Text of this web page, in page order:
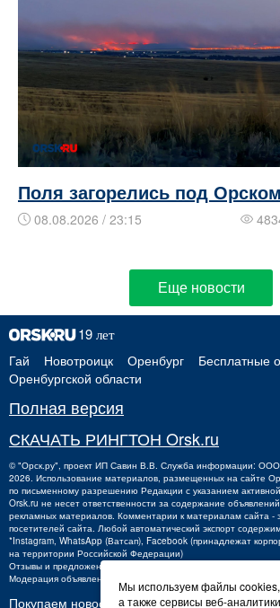
Поля загорелись под Орском
08.08.2026 / 23:15
Еще новости
Гай Новотроицк Оренбург
Бесплатные
Оренбургской области
Полная версия
СКАЧАТЬ РИНГТОН Orsk.ru
©"Орск.ру" , проект ИП Савин В.В. Служба информации: ООО
2026. Использование материалов, размещенных на сайте
по письменному разрешению Редакции с указанием
Orsk.ru не несет ответственности за содержание
рекламных материалов. Комментарии к материалам сайта -
посетителей сайта. Любой автоматический экспорт
*Instagram, WhatsApp (Ватсап), Facebook (принадлежат
на территории Российской Федерации)
Отзывы и предложения о работе портала:
Модерация объявлений +7 (3537) 32-71-28
Покупаем новости:
Мы используем файлы cookies,
а также сервисы веб-аналитики